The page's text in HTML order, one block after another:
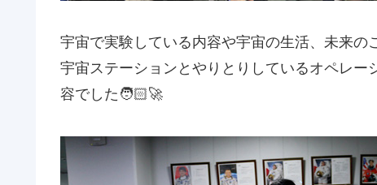
宇宙で実験している内容や宇宙の生活、未来
宇宙ステーションとやりとりしているオペレ
容でした🧑🏻‍🚀